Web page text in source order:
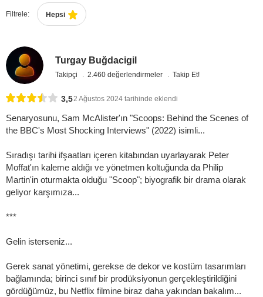
Filtrele: Hepsi
Turgay Buğdacigil
Takipçi 2.460 değerlendirmeler Takip Et!
3,52 Ağustos 2024 tarihinde eklendi
Senaryosunu, Sam McAlister'ın "Scoops: Behind the Scenes of
the BBC's Most Shocking Interviews" (2022) isimli...
Sıradışı tarihi ifşaatları içeren kitabından uyarlayarak Peter
Moffat'ın kaleme aldığı ve yönetmen koltuğunda da Philip
Martin'in oturmakta olduğu "Scoop"; biyografik bir drama olarak
geliyor karşımıza...
***
Gelin isterseniz...
Gerek sanat yönetimi, gerekse de dekor ve kostüm tasarımları
bağlamında; birinci sınıf bir prodüksiyonun gerçekleştirildiğini
gördüğümüz, bu Netflix filmine biraz daha yakından bakalım...